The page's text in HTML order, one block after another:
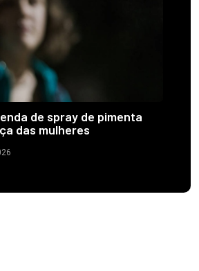
de spray de pimenta
das mulheres